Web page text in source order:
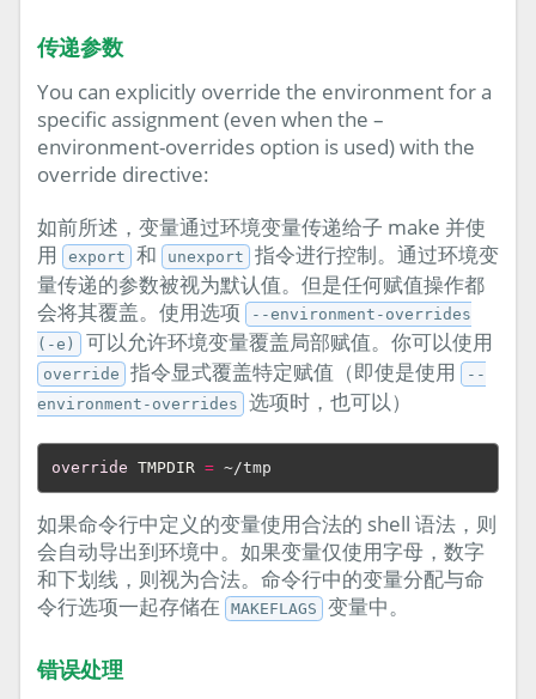
传递参数
You can explicitly override the environment for a
specific assignment (even when the –
environment-overrides option is used) with the
override directive:
如前所述，变量通过环境变量传递给子 make 并使
用
export 和 unexport
指令进行控制。通过环境变
量传递的参数被视为默认值。但是任何赋值操作都
会将其覆盖。使用选项
--environment-overrides
(-e)
可以允许环境变量覆盖局部赋值。你可以使用
override 指令显式覆盖特定赋值（即使是使用
--
environment-overrides
选项时，也可以）
override TMPDIR =
如果命令行中定义的变量使用合法的 shell 语法，则
会自动导出到环境中。如果变量仅使用字母，数字
和下划线，则视为合法。命令行中的变量分配与命
令行选项一起存储在
MAKEFLAGS 变量中。
错误处理